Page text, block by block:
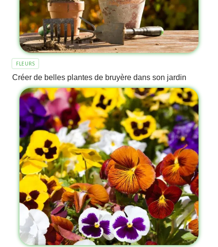
FLEURS
Créer de belles plantes de bruyère dans son jardin